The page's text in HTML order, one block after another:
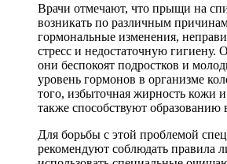
Врачи отмечают, что прыщи на
возникать по различным
гормональные изменения,
стресс и недостаточную гигиену.
они беспокоят подростков и
уровень гормонов в организме
того, избыточная жирность кожи
также способствуют образованию
Для борьбы с этой проблемой
рекомендуют соблюдать правила